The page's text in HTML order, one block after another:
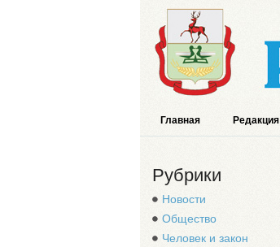
Главная Редакция
Рубрики
Новости
Общество
Человек и закон